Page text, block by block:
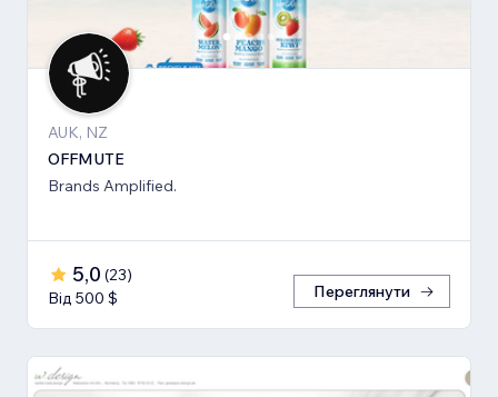
AUK, NZ
OFFMUTE
Brands Amplified.
5,0 (23)
Від 500 $
Переглянути